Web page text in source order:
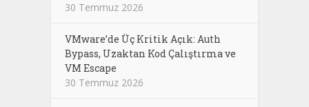
30 Temmuz 2026
VMware’de Üç Kritik Açık: Auth
Bypass, Uzaktan Kod Çalıştırma ve
VM Escape
30 Temmuz 2026